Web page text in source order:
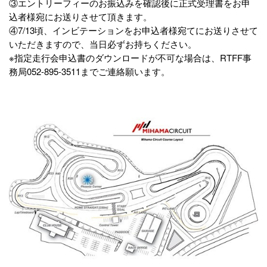
③エントリーフィーのお振込みを確認後に正式受理書をお申
込者様宛にお送りさせて頂きます。
④7/13頃、インビテーションをお申込者様宛てにお送りさせて
いただきますので、当日必ずお持ちください。
※指定走行会申込書のダウンロードが不可な場合は、RTFF事
務局052-895-3511までご連絡願います。